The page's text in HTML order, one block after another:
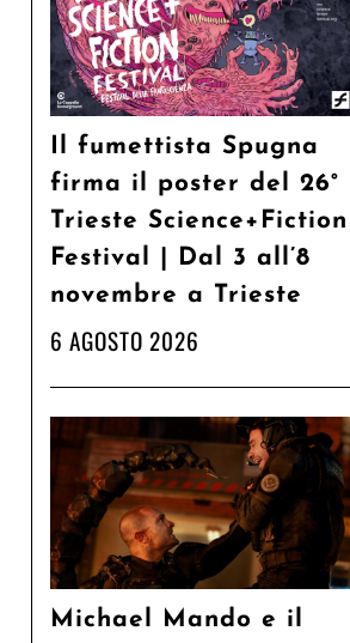
Il fumettista Spugna
firma il poster del 26°
Trieste Science+Fiction
Festival | Dal 3 all’8
novembre a Trieste
6 AGOSTO 2026
Michael Mando e il